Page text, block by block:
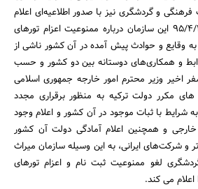
و گردشگری نیز با صدور اطلاعیه‌ای اعلام
کرد:«پیرو اطلاعیه مورخ 95/4/26 این سازمان درباره ممنوعیت اعزام تورهای
به وقایع و حوادث پیش آمده در آن کشور ناشی از
و همکاری‌های دوستانه بین دو کشور و حسب
اخیر وزیر محترم امور خارجه جمهوری اسلامی
های مکرر دولت ترکیه به منظور برقراری مجدد
شرایط با ثبات موجود در آن کشور و اعلام وجود
و همچنین اعلام آمادگی دولت آن کشور
شرکت‌های ایرانی، به این وسیله سازمان میراث
لغو ممنوعیت ثبت نام و اعزام تورهای
می ‌کند.